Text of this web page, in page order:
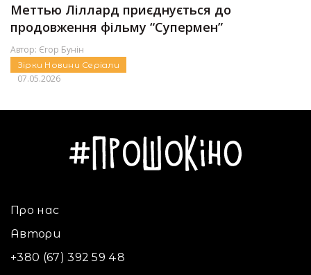
Меттью Ліллард приєднується до
продовження фільму “Супермен”
Автор: Єгор Бунін
Зірки Новини Серіали
07.05.2026
Про нас
Автори
+380 (67) 392 59 48